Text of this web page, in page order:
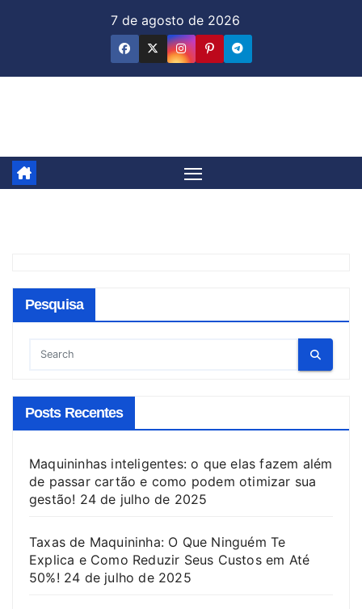
7 de agosto de 2026
Pesquisa
Posts Recentes
Maquininhas inteligentes: o que elas fazem além
de passar cartão e como podem otimizar sua
gestão! 24 de julho de 2025
Taxas de Maquininha: O Que Ninguém Te
Explica e Como Reduzir Seus Custos em Até
50%! 24 de julho de 2025